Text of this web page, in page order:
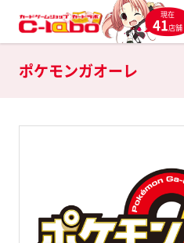
現在
41店舗
ポケモンガオーレ